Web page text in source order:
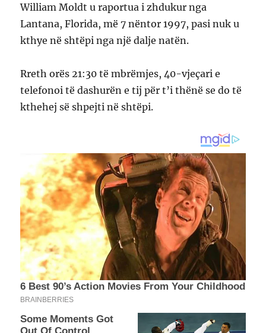
William Moldt u raportua i zhdukur nga
Lantana, Florida, më 7 nëntor 1997, pasi nuk u
kthye në shtëpi nga një dalje natën.
Rreth orës 21:30 të mbrëmjes, 40-vjeçari e
telefonoi të dashurën e tij për t’i thënë se do të
kthehej së shpejti në shtëpi.